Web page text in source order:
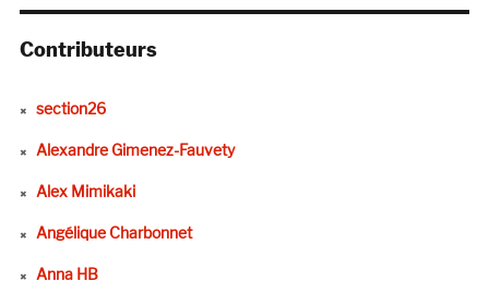
Contributeurs
section26
Alexandre Gimenez-Fauvety
Alex Mimikaki
Angélique Charbonnet
Anna HB